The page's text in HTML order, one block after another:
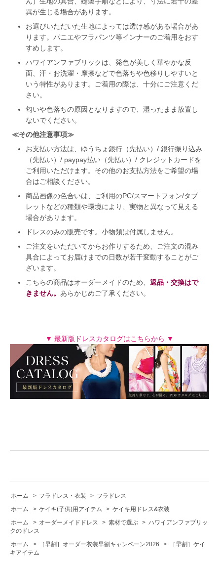
異が生じる場合があります。
お選びいただいた生地によっては透け感がある場合があ
ります。パニエやフラパンツ等インナーのご着用をおす
すめします。
ハワイアンファブリックは、発色が美しく華やかな反
面、汗・お洗濯・摩擦などで色落ちや色移りしやすいと
いう特性があります。ご着用の際は、十分にご注意くだ
さい。
匂いや色落ちの原因となりますので、湿ったまま放置し
ないでください。
≪その他注意事項≫
お支払い方法は、ゆうちょ銀行（先払い）/ 銀行振り込み
（先払い）/ paypay払い（先払い）/ クレジットカードを
ご利用いただけます。その他のお支払方法をご希望の場
合はご相談ください。
商品画像の色合いは、ご利用のPC/スマートフォン/タブ
レットなどの種類や環境により、実物と異なって見える
場合があります。
ドレスのみの販売です。小物類は付属しません。
ご注文をいただいてからお作りするため、ご注文の混み
具合によってお届けまでの日数が若干変動することがご
ざいます。
こちらの商品はオーダーメイドのため、 返品・交換はで
きません。 あらかじめご了承ください。
▼ 最新版ドレスカタログはこちらから ▼
ホーム > フラドレス・衣装 > フラドレス
ホーム
> ケイキ(子供)用アイテム > ケイキ用ドレス&衣装
ホーム
> オーダーメイドドレス > 素材で選ぶ > ハワイアンファブリッ
クのドレス
ホーム
> ［早割］オーダー衣装早割キャンペーン2026 >
［早割］ケイ
キアイテム